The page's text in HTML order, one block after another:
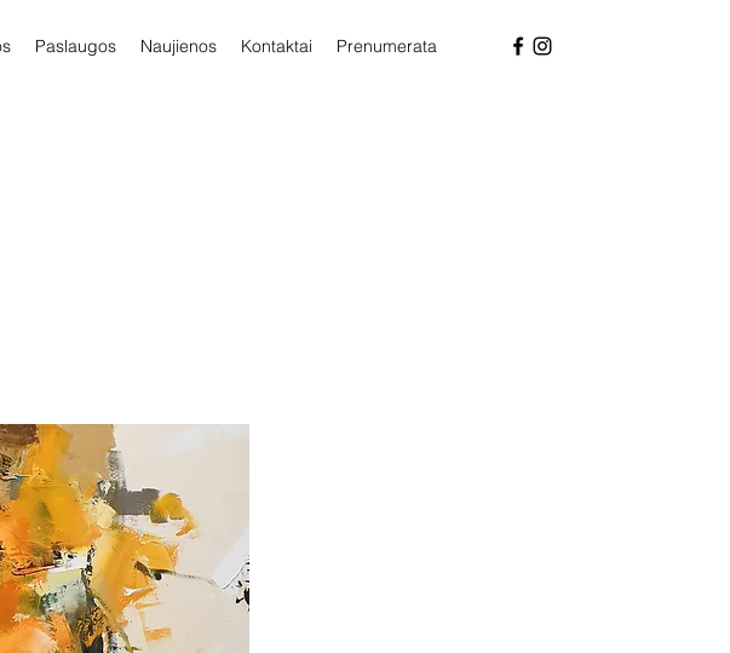
Paslaugos Naujienos Kontaktai Prenumerata